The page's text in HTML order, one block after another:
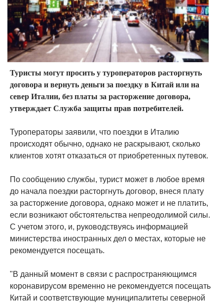
Туристы могут просить у туроператоров расторгнуть
договора и вернуть деньги за поездку в Китай или на
север Италии, без платы за расторжение договора,
утверждает Служба защиты прав потребителей.
Туроператоры заявили, что поездки в Италию
происходят обычно, однако не раскрывают, сколько
клиентов хотят отказаться от приобретенных путевок.
По сообщению службы, турист может в любое время
до начала поездки расторгнуть договор, внеся плату
за расторжение договора, однако может и не платить,
если возникают обстоятельства непреодолимой силы.
С учетом этого, и, руководствуясь информацией
министерства иностранных дел о местах, которые не
рекомендуется посещать.
"В данный момент в связи с распространяющимся
коронавирусом временно не рекомендуется посещать
Китай и соответствующие муниципалитеты северной